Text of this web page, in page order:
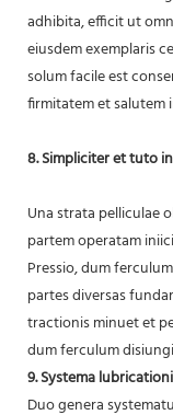
adhibita, efficit ut
eiusdem exemplaris
solum facile est
firmitatem et salutem
8. Simpliciter et tuto
Una strata pelliculae
partem operatam
Pressio, dum
partes diversas
tractionis minuet et
dum ferculum
9. Systema
Duo genera